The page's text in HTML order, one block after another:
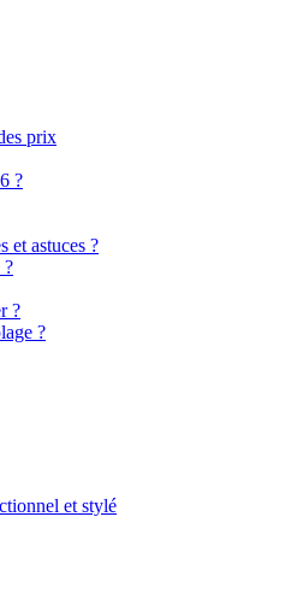
prix
?
et astuces ?
?
?
?
et stylé